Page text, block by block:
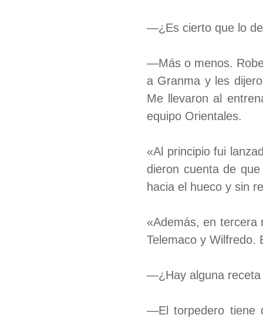
—¿Es cierto que lo
—Más o menos.
a Granma y les
Me llevaron al
equipo Orientales.
«Al principio fui
dieron cuenta de
hacia el hueco y sin
«Además, en tercera
Telemaco y Wilfredo.
—¿Hay alguna receta
—El torpedero tiene